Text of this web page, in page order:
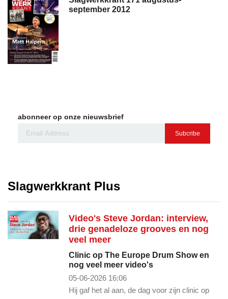
september 2012
abonneer op onze nieuwsbrief
Subcribe
Slagwerkkrant Plus
Video's Steve Jordan: interview,
drie genadeloze grooves en nog
veel meer
Clinic op The Europe Drum Show en
nog veel meer video's
05-06-2026 16:06
Hij gaf het al aan, de dag voor zijn clinic op